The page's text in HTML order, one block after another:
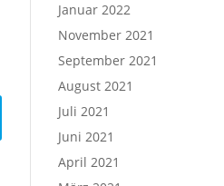
Januar 2022
November 2021
September 2021
August 2021
Juli 2021
Juni 2021
April 2021